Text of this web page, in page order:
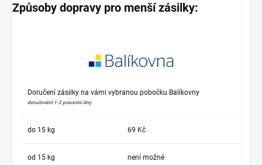
Způsoby dopravy pro menší zásilky:
Doručení zásilky na vámi vybranou pobočku Balíkovny
doručování 1-2 pracovní dny
do 15 kg 69 Kč
od 15 kg není možné